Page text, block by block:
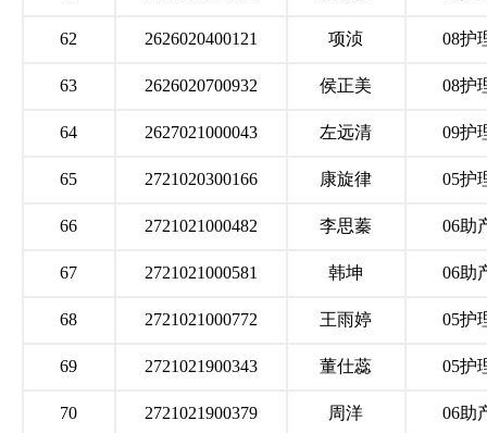
62 2626020400121 项浈 08护
63 2626020700932 侯正美 08护
64 2627021000043 左远清 09护
65 2721020300166 康旋律 05护
66 2721021000482 李思蓁 06助
67 2721021000581 韩坤 06助
68 2721021000772 王雨婷 05护
69 2721021900343 董仕蕊 05护
70 2721021900379 周洋 06助